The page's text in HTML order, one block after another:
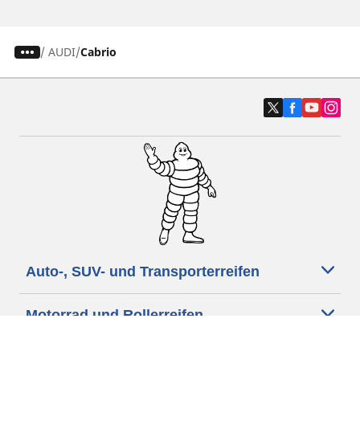
/ AUDI Cabrio
Auto-, SUV- und Transporterreifen
Motorrad und Rollerreifen